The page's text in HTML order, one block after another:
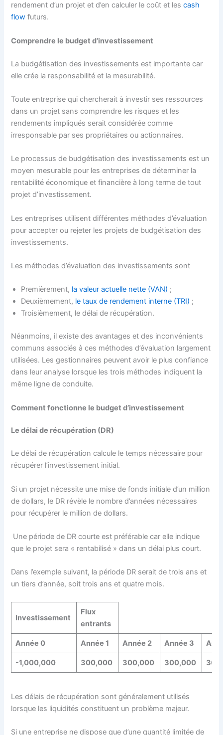
rendement d’un projet et d’en calculer le coût et lescash
flow futurs.
Comprendre le budget d’investissement
La budgétisation des investissements est importante car
elle crée la responsabilité et la mesurabilité.
Toute entreprise qui chercherait à investir ses ressources
dans un projet sans comprendre les risques et les
rendements impliqués serait considérée comme
irresponsable par ses propriétaires ou actionnaires.
Le processus de budgétisation des investissements est un
moyen mesurable pour les entreprises de déterminer la
rentabilité économique et financière à long terme de tout
projet d’investissement.
Les entreprises utilisent différentes méthodes d’évaluation
pour accepter ou rejeter les projets de budgétisation des
investissements.
Les méthodes d’évaluation des investissements sont
Premièrement, la valeur actuelle nette (VAN) ;
Deuxièmement, le taux de rendement interne (TRI) ;
Troisièmement, le délai de récupération.
Néanmoins, il existe des avantages et des inconvénients
communs associés à ces méthodes d’évaluation largement
utilisées. Les gestionnaires peuvent avoir le plus confiance
dans leur analyse lorsque les trois méthodes indiquent la
même ligne de conduite.
Comment fonctionne le budget d’investissement
Le délai de récupération (DR)
Le délai de récupération calcule le temps nécessaire pour
récupérer l’investissement initial.
Si un projet nécessite une mise de fonds initiale d’un million
de dollars, le DR révèle le nombre d’années nécessaires
pour récupérer le million de dollars.
Une période de DR courte est préférable car elle indique
que le projet sera « rentabilisé » dans un délai plus court.
Dans l’exemple suivant, la période DR serait de trois ans et
un tiers d’année, soit trois ans et quatre mois.
Investissement
Flux
entrants
Année 0 Année 1 Année 2 Année 3
-1,000,000 300,000 300,000 300,000
Les délais de récupération sont généralement utilisés
lorsque les liquidités constituent un problème majeur.
Si une entreprise ne dispose que d’une quantité limitée de